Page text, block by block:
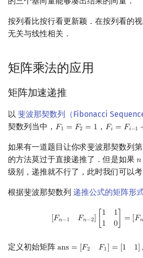
按列看比按行看更新颖．在按列看的
无关与线性相关．
矩阵乘法的应用
矩阵加速递推
以 斐波那契数列（Fibonacci Sequence
契数列当中， 𝐹1 = 𝐹2 = 1
F1= F2 =1 ，𝐹𝑖 = 𝐹𝑖−1
Fi= Fi −1+Fi −
如果有一道题目让你求斐波那契数列第
的方法莫过于直接递推了．但是如果 𝑛
n
级别，递推就不行了，此时我们可以
根据斐波那契数列 递推公式的矩阵形
[𝐹𝑛−1 𝐹𝑛−2] 1
1
1
0] = [𝐹𝑛
−1 − ][1 10 nFn
定义初始矩阵 ans = [𝐹2 𝐹1] = [1 1] ,
ans =[F 2F1 [11] base [1 1